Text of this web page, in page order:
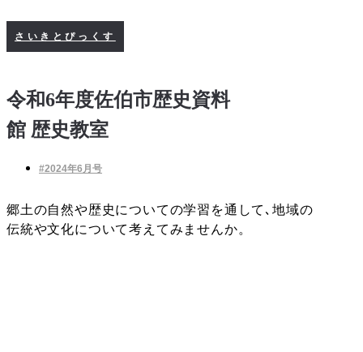
さいきとぴっくす
令和6年度佐伯市歴史資料
館 歴史教室
#2024年6月号
郷土の自然や歴史についての学習を通して､地域の
伝統や文化について考えてみませんか。